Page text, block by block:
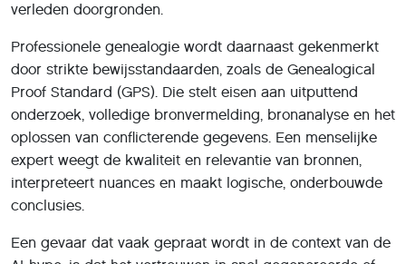
verleden doorgronden.
Professionele genealogie wordt daarnaast gekenmerkt
door strikte bewijsstandaarden, zoals de Genealogical
Proof Standard (GPS). Die stelt eisen aan uitputtend
onderzoek, volledige bronvermelding, bronanalyse en het
oplossen van conflicterende gegevens. Een menselijke
expert weegt de kwaliteit en relevantie van bronnen,
interpreteert nuances en maakt logische, onderbouwde
conclusies.
Een gevaar dat vaak gepraat wordt in de context van de